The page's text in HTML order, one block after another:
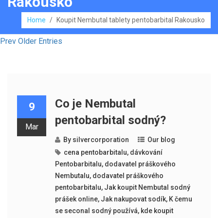
Home / Koupit Nembutal tablety pentobarbital Rakousko
Prev Older Entries
9
Mar
Co je Nembutal
pentobarbital sodný?
By silvercorporation
Our blog
cena pentobarbitalu, dávkování
Pentobarbitalu, dodavatel práškového
Nembutalu, dodavatel práškového
pentobarbitalu, Jak koupit Nembutal sodný
prášek online, Jak nakupovat sodík, K čemu
se seconal sodný používá, kde koupit